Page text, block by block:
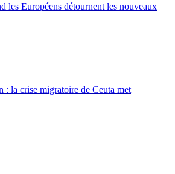
les Européens détournent les nouveaux
: la crise migratoire de Ceuta met